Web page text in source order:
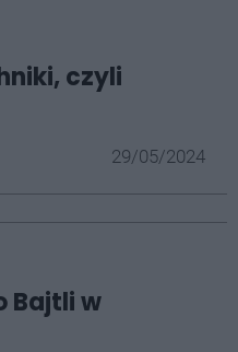
czyli
29/05/2024
Bajtli w